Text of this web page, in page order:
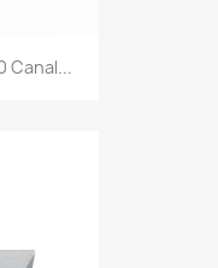
Canal...